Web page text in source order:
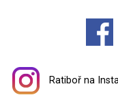
Ratiboř na